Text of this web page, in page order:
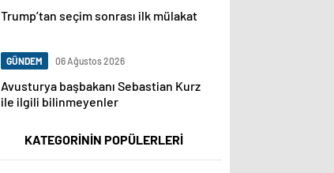
Trump’tan seçim sonrası ilk mülakat
GÜNDEM 06 Ağustos 2026
Avusturya başbakanı Sebastian Kurz
ile ilgili bilinmeyenler
KATEGORİNİN POPÜLERLERİ